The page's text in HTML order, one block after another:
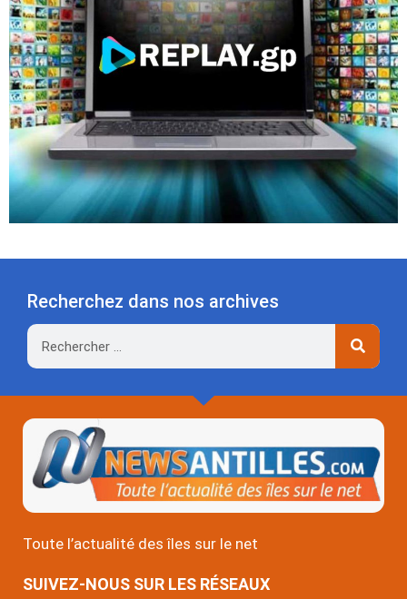
Recherchez dans nos archives
Rechercher
Toute l’actualité des îles sur le net
SUIVEZ-NOUS SUR LES RÉSEAUX